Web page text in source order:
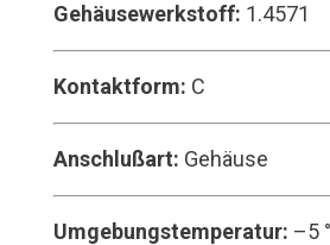
Gehäusewerkstoff: 1.4571
Kontaktform: C
Anschlußart: Gehäuse
Umgebungstemperatur: –5